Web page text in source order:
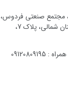
مجتمع صنعتی فردوس،
خیابان بوستان، ، خیابان گلستان شمالی، پلاک 7،